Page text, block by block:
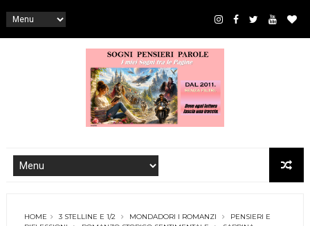
HOME 3 STELLINE E 1/2 MONDADORI I ROMANZI
PENSIERI E